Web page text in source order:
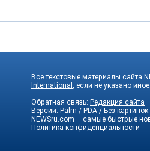
Все текстовые материалы сайта
International , если не указано иное.
Обратная связь: Редакция сайта
Версии: Palm / PDA / Без картинок
NEWSru.com – самые быстрые
Политика конфиденциальности